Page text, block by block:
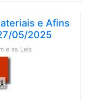
e Afins
05/2025
e as Leis